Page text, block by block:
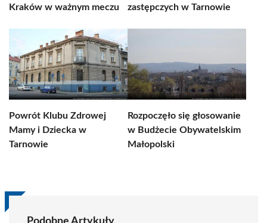
Kraków w ważnym meczu zastępczych w Tarnowie
Powrót Klubu Zdrowej
Mamy i Dziecka w
Tarnowie
Rozpoczęło się głosowanie
w Budżecie Obywatelskim
Małopolski